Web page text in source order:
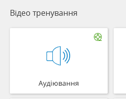
Відео тренування
Аудіювання